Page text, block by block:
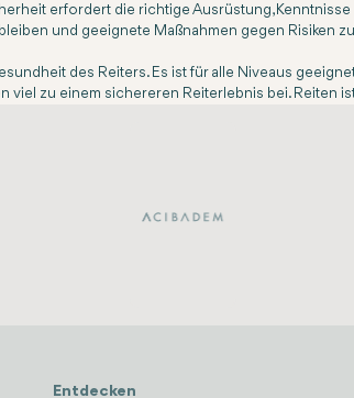
erfordert die richtige Ausrüstung,
und geeignete Maßnahmen gegen Risiken
des Reiters. Es ist für alle Niveaus
viel zu einem sichereren Reiterlebnis bei. Reiten
Entdecken